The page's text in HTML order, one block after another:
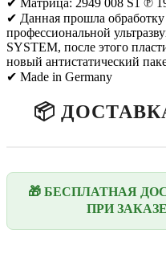
✔ Матрица: 2949 008 S1 ℗
✔ Данная прошла
профессиональной
SYSTEM, после этого
новый антистатический
✔ Made in Germany
📦
🎁 БЕСПЛАТНАЯ
ПРИ ЗАКАЗЕ